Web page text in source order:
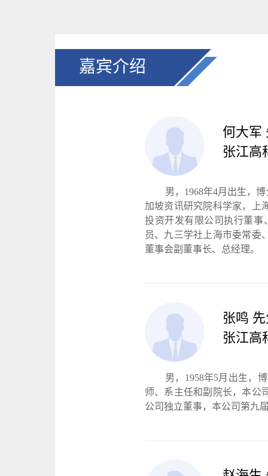
嘉宾介绍
何大军
张江高
男，1968年4月出生，
加坡资讯研究院科学家，上
投资开发有限公司执行董事
员、九三学社上海市委常委
董事会副董事长、总经理。
张鸣
张江高
男，1958年5月出生，
师、系主任和副院长，本公
公司独立董事，本公司第九